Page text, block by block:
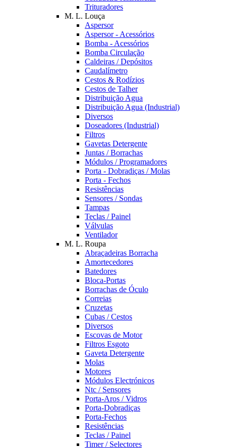
Trituradores
M. L. Louça
Aspersor
Aspersor - Acessórios
Bomba - Acessórios
Bomba Circulação
Caldeiras / Depósitos
Caudalímetro
Cestos & Rodízios
Cestos de Talher
Distribuição Agua
Distribuição Agua (Industrial)
Diversos
Doseadores (Industrial)
Filtros
Gavetas Detergente
Juntas / Borrachas
Módulos / Programadores
Porta - Dobradiças / Molas
Porta - Fechos
Resistências
Sensores / Sondas
Tampas
Teclas / Painel
Válvulas
Ventilador
M. L. Roupa
Abraçadeiras Borracha
Amortecedores
Batedores
Bloca-Portas
Borrachas de Óculo
Correias
Cruzetas
Cubas / Cestos
Diversos
Escovas de Motor
Filtros Esgoto
Gaveta Detergente
Molas
Motores
Módulos Electrónicos
Ntc / Sensores
Porta-Aros / Vidros
Porta-Dobradiças
Porta-Fechos
Resistências
Teclas / Painel
Timer / Selectores